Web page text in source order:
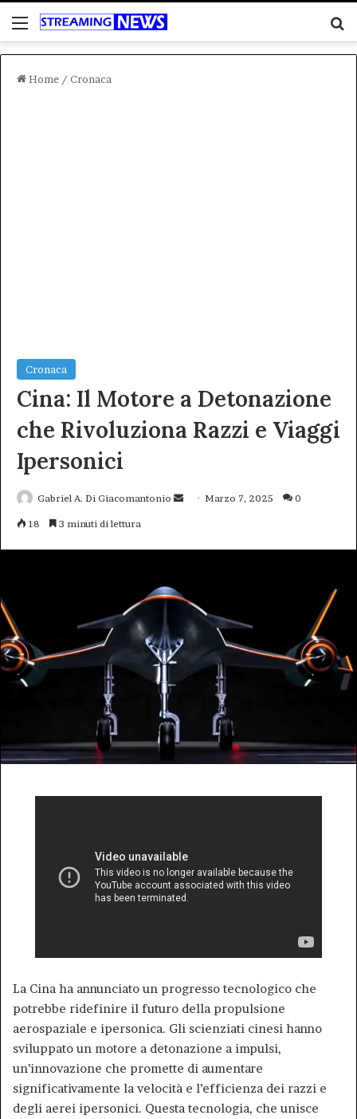
Menu
Home / Cronaca
Cronaca
Cina: Il Motore a Detonazione
che Rivoluziona Razzi e Viaggi
Ipersonici
Gabriel A. Di Giacomantonio
InviaMarzo 7, 2025 0
18 3 minuti di lettura
La Cina ha annunciato un progresso tecnologico che
potrebbe ridefinire il futuro della propulsione
aerospaziale e ipersonica. Gli scienziati cinesi hanno
sviluppato un motore a detonazione a impulsi,
un’innovazione che promette di aumentare
significativamente la velocità e l’efficienza dei razzi e
degli aerei ipersonici. Questa tecnologia, che unisce